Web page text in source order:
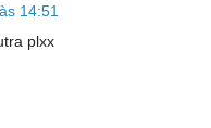
14:51
plxx